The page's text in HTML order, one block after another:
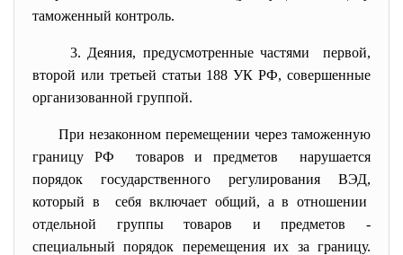
таможенный контроль.
3. Деяния, предусмотренные частями первой,
второй или третьей статьи 188 УК РФ, совершенные
организованной группой.
При незаконном перемещении через таможенную
границу РФ товаров и предметов нарушается
порядок государственного регулирования ВЭД,
который в себя включает общий, а в отношении
отдельной группы товаров и предметов -
специальный порядок перемещения их за границу.